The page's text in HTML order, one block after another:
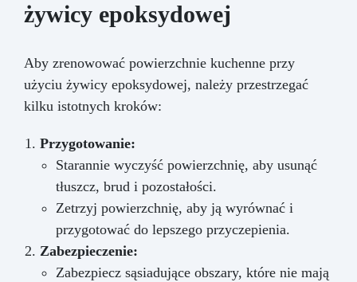
żywicy epoksydowej
Aby zrenowować powierzchnie kuchenne przy
użyciu żywicy epoksydowej, należy przestrzegać
kilku istotnych kroków:
Przygotowanie:
Starannie wyczyść powierzchnię, aby usunąć
tłuszcz, brud i pozostałości.
Zetrzyj powierzchnię, aby ją wyrównać i
przygotować do lepszego przyczepienia.
Zabezpieczenie:
Zabezpiecz sąsiadujące obszary, które nie mają